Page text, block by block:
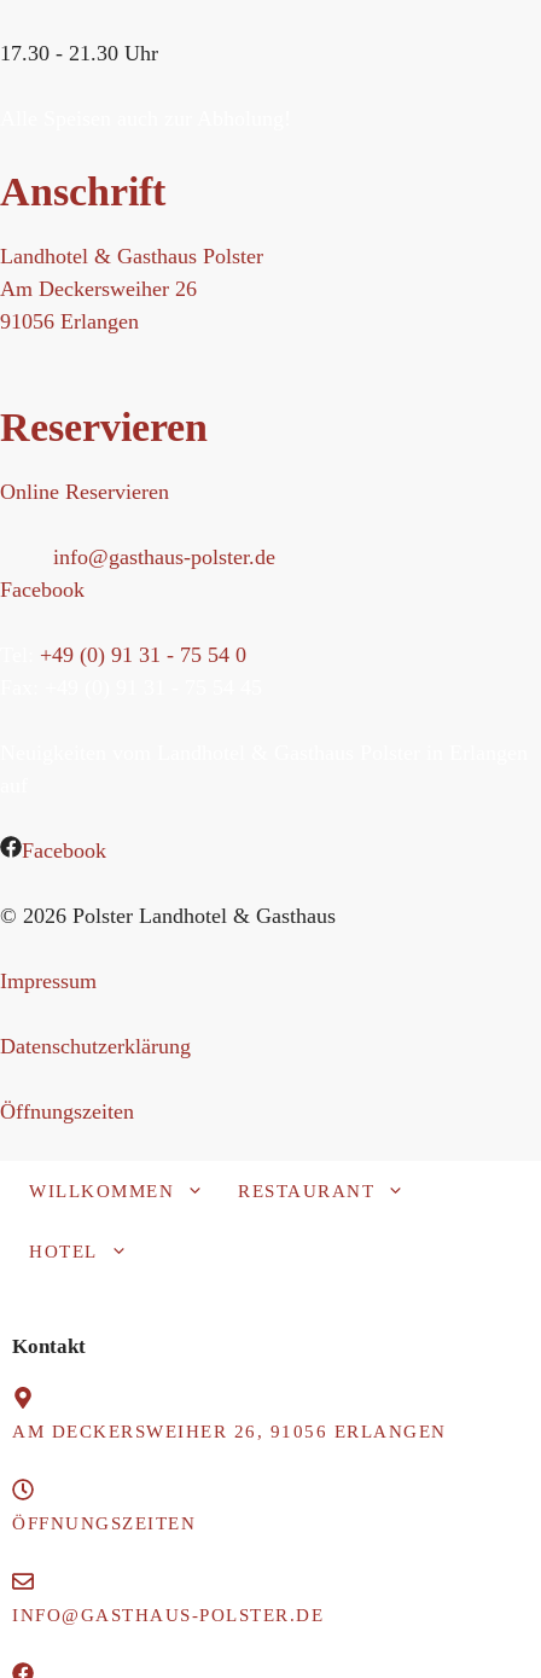
17.30 - 21.30 Uhr
Anschrift
Landhotel & Gasthaus Polster
Am Deckersweiher 26
91056 Erlangen
Reservieren
Online Reservieren
info@gasthaus-polster.de
Facebook
+49 (0) 91 31 - 75 54 0
Facebook
© 2026 Polster Landhotel & Gasthaus
Impressum
Datenschutzerklärung
Öffnungszeiten
WILLKOMMEN RESTAURANT
HOTEL
Kontakt
AM DECKERSWEIHER 26, 91056 ERLANGEN
ÖFFNUNGSZEITEN
INFO@GASTHAUS-POLSTER.DE